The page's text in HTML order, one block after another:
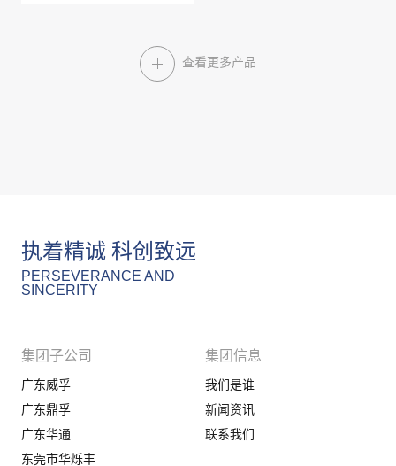
查看更多产品
执着精诚 科创致远
PERSEVERANCE AND
SINCERITY
集团子公司
广东威孚
广东鼎孚
广东华通
东莞市华烁丰
集团信息
我们是谁
新闻资讯
联系我们